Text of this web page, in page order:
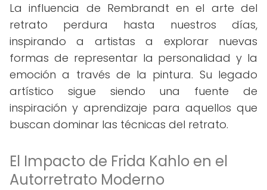
La influencia de Rembrandt en el arte del
retrato perdura hasta nuestros días,
inspirando a artistas a explorar nuevas
formas de representar la personalidad y la
emoción a través de la pintura. Su legado
artístico sigue siendo una fuente de
inspiración y aprendizaje para aquellos que
buscan dominar las técnicas del retrato.
El Impacto de Frida Kahlo en el
Autorretrato Moderno